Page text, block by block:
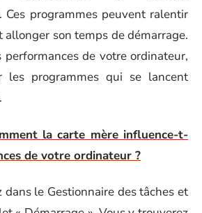
Ces programmes peuvent ralentir
son temps de démarrage.
de votre ordinateur,
les programmes qui se lancent
la carte mère influence-t-
de votre ordinateur ?
dans le Gestionnaire des tâches et